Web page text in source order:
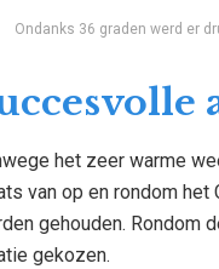
Ondanks 36 graden werd er
het zeer warme
van op en rondom
gehouden. Rondom
gekozen.